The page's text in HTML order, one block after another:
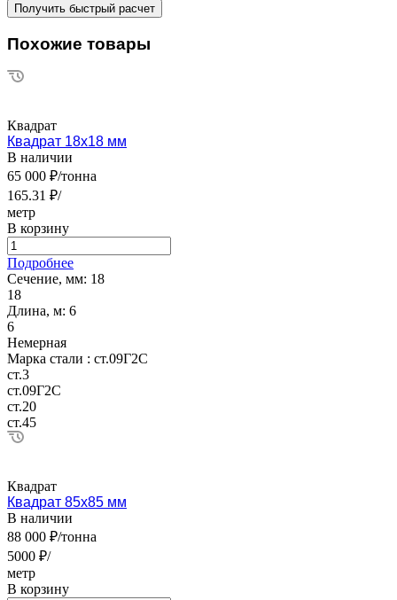
Похожие товары
Квадрат
Квадрат 18х18 мм
В наличии
65 000 ₽/тонна
165.31 ₽/
метр
В корзину
Подробнее
Сечение, мм: 18
18
Длина, м: 6
6
Немерная
Марка стали : ст.09Г2С
ст.3
ст.09Г2С
ст.20
ст.45
Квадрат
Квадрат 85х85 мм
В наличии
88 000 ₽/тонна
5000 ₽/
метр
В корзину